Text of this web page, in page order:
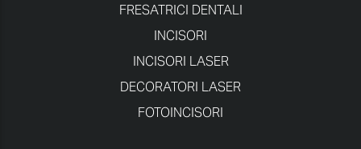
FRESATRICI DENTALI
INCISORI
INCISORI LASER
DECORATORI LASER
FOTOINCISORI